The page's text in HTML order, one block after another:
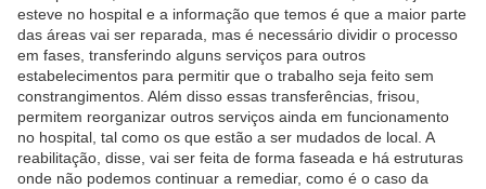
esteve no hospital e a informação que temos é que a maior parte
das áreas vai ser reparada, mas é necessário dividir o processo
em fases, transferindo alguns serviços para outros
estabelecimentos para permitir que o trabalho seja feito sem
constrangimentos. Além disso essas transferências, frisou,
permitem reorganizar outros serviços ainda em funcionamento
no hospital, tal como os que estão a ser mudados de local. A
reabilitação, disse, vai ser feita de forma faseada e há estruturas
onde não podemos continuar a remediar, como é o caso da